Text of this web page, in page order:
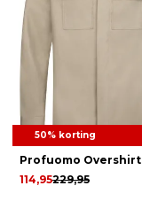
50% korting
Profuomo Overshirt
229,95
114,95